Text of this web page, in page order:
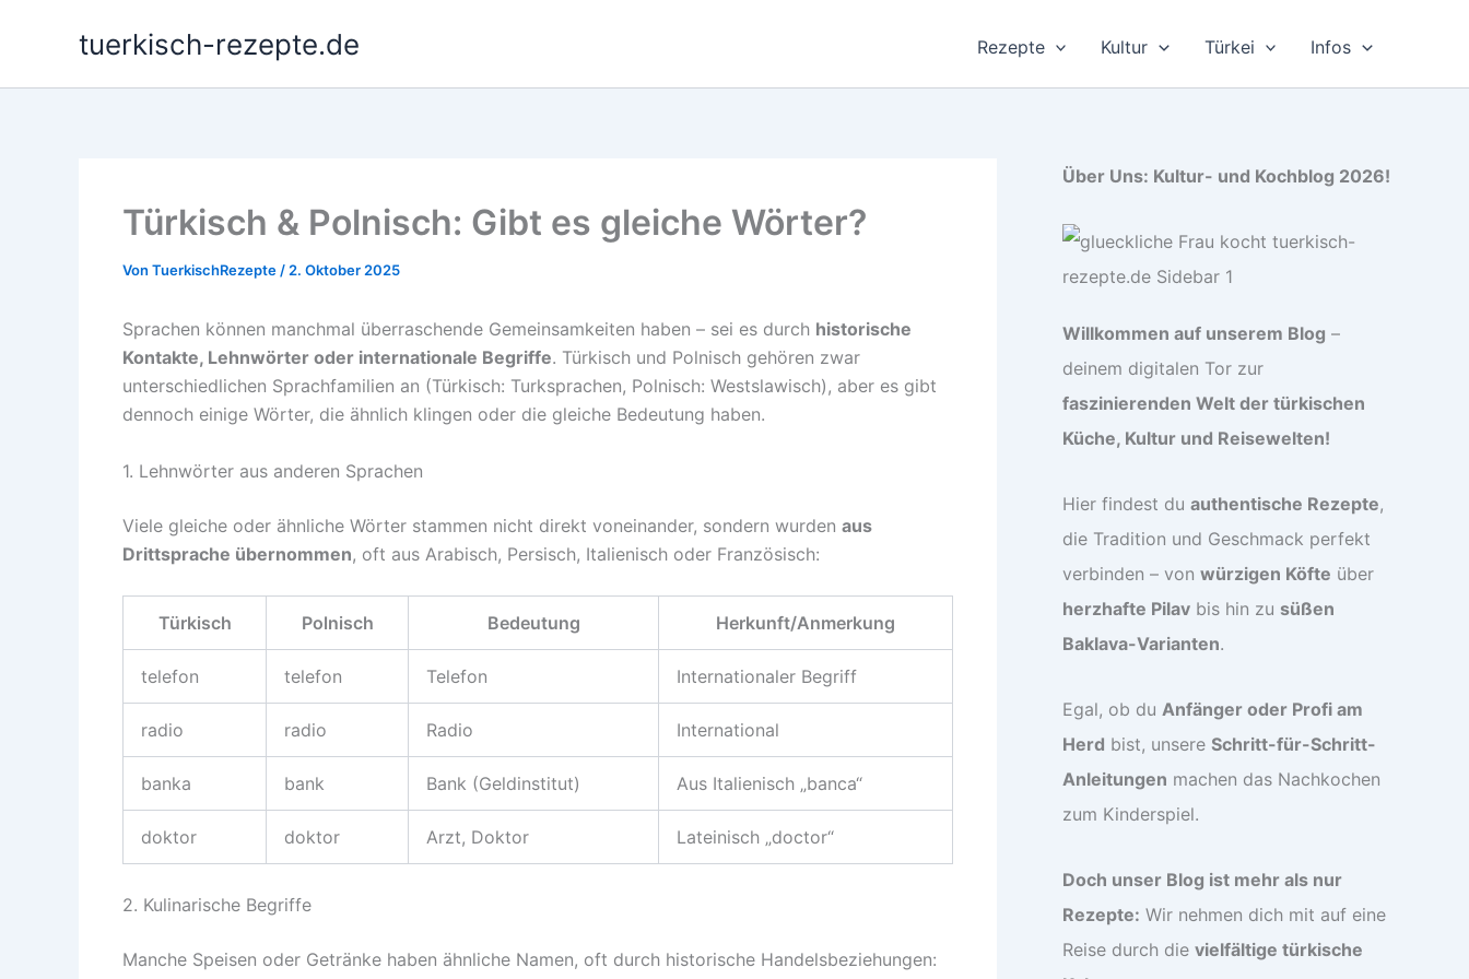
tuerkisch-rezepte.de Rezepte Kultur Türkei Infos
Türkisch & Polnisch: Gibt es gleiche Wörter?
Von TuerkischRezepte / 2. Oktober 2025
Sprachen können manchmal überraschende Gemeinsamkeiten haben – sei es durch historische
Kontakte, Lehnwörter oder internationale Begriffe. Türkisch und Polnisch gehören zwar
unterschiedlichen Sprachfamilien an (Türkisch: Turksprachen, Polnisch: Westslawisch), aber es gibt
dennoch einige Wörter, die ähnlich klingen oder die gleiche Bedeutung haben.
1. Lehnwörter aus anderen Sprachen
Viele gleiche oder ähnliche Wörter stammen nicht direkt voneinander, sondern wurden aus
Drittsprache übernommen, oft aus Arabisch, Persisch, Italienisch oder Französisch:
Türkisch Polnisch Bedeutung Herkunft/Anmerkung
telefon telefon Telefon Internationaler Begriff
radio radio Radio International
banka bank Bank (Geldinstitut) Aus Italienisch „banca“
doktor doktor Arzt, Doktor Lateinisch „doctor“
2. Kulinarische Begriffe
Manche Speisen oder Getränke haben ähnliche Namen, oft durch historische Handelsbeziehungen:
Über Uns: Kultur- und Kochblog 2026!
Willkommen auf unserem Blog –
deinem digitalen Tor zur
faszinierenden Welt der türkischen
Küche, Kultur und Reisewelten!
Hier findest du authentische Rezepte,
die Tradition und Geschmack perfekt
verbinden – von würzigen Köfte über
herzhafte Pilav bis hin zu süßen
Baklava-Varianten.
Egal, ob du Anfänger oder Profi am
Herd bist, unsere Schritt-für-Schritt-
Anleitungen machen das Nachkochen
zum Kinderspiel.
Doch unser Blog ist mehr als nur
Rezepte: Wir nehmen dich mit auf eine
Reise durch die vielfältige türkische